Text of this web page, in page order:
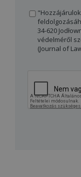
34-620
védelméről
(Journal of